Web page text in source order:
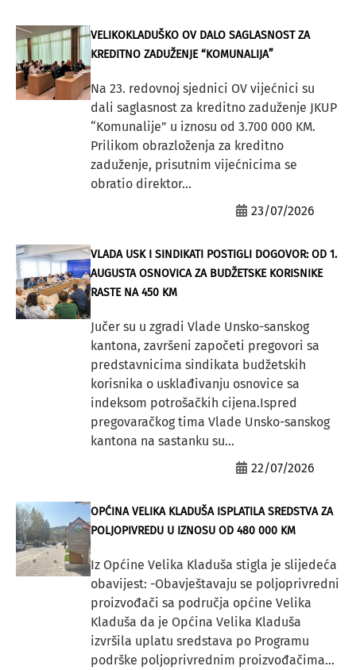
VELIKOKLADUŠKO OV DALO SAGLASNOST ZA
KREDITNO ZADUŽENJE “KOMUNALIJA”
Na 23. redovnoj sjednici OV vijećnici su
dali saglasnost za kreditno zaduženje JKUP
“Komunalije” u iznosu od 3.700 000 KM.
Prilikom obrazloženja za kreditno
zaduženje, prisutnim vijećnicima se
obratio direktor...
23/07/2026
VLADA USK I SINDIKATI POSTIGLI DOGOVOR: OD 1.
AUGUSTA OSNOVICA ZA BUDŽETSKE KORISNIKE
RASTE NA 450 KM
Jučer su u zgradi Vlade Unsko-sanskog
kantona, završeni započeti pregovori sa
predstavnicima sindikata budžetskih
korisnika o usklađivanju osnovice sa
indeksom potrošačkih cijena.Ispred
pregovaračkog tima Vlade Unsko-sanskog
kantona na sastanku su...
22/07/2026
OPĆINA VELIKA KLADUŠA ISPLATILA SREDSTVA ZA
POLJOPIVREDU U IZNOSU OD 480 000 KM
Iz Općine Velika Kladuša stigla je slijedeća
obavijest: -Obavještavaju se poljoprivredni
proizvođači sa područja općine Velika
Kladuša da je Općina Velika Kladuša
izvršila uplatu sredstava po Programu
podrške poljoprivrednim proizvođačima...